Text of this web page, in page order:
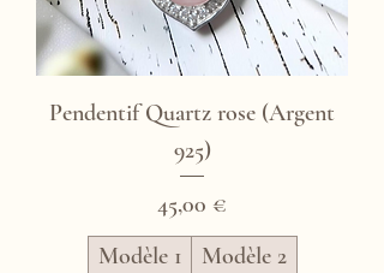
Pendentif Quartz rose (Argent
925)
Prix
45,00 €
Modèle 1
Modèle 2